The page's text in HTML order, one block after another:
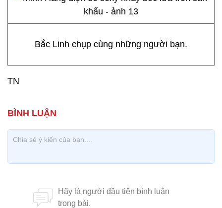
Bắc Linh chụp cùng những người bạn.
TN